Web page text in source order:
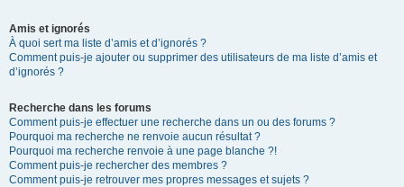
Amis et ignorés
À quoi sert ma liste d’amis et d’ignorés ?
Comment puis-je ajouter ou supprimer des utilisateurs de ma liste d’amis et
d’ignorés ?
Recherche dans les forums
Comment puis-je effectuer une recherche dans un ou des forums ?
Pourquoi ma recherche ne renvoie aucun résultat ?
Pourquoi ma recherche renvoie à une page blanche ?!
Comment puis-je rechercher des membres ?
Comment puis-je retrouver mes propres messages et sujets ?